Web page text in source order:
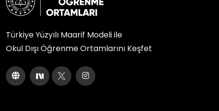
Türkiye Yüzyılı Maarif Modeli ile
Okul Dışı Öğrenme Ortamlarını Keşfet